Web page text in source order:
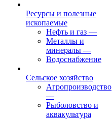
Ресурсы и полезные
ископаемые
Нефть и газ —
Металлы и
минералы —
Водоснабжение
Сельское хозяйство
Агропроизводство
—
Рыболовство и
аквакультура